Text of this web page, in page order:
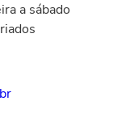
a sábado